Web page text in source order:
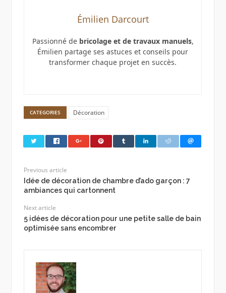
Émilien Darcourt
Passionné de bricolage et de travaux manuels,
Émilien partage ses astuces et conseils pour
transformer chaque projet en succès.
CATEGORIES Décoration
Previous article
Idée de décoration de chambre d’ado garçon : 7
ambiances qui cartonnent
Next article
5 idées de décoration pour une petite salle de bain
optimisée sans encombrer